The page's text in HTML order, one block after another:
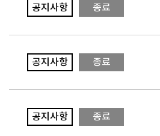
공지사항 종료
공지사항 종료
공지사항 종료